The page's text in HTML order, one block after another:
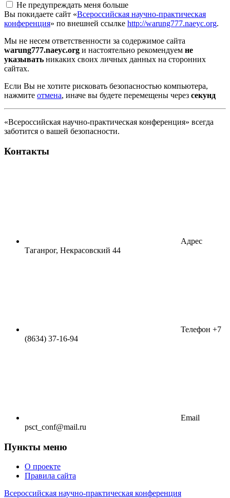
Не предупреждать меня больше
Вы покидаете сайт «Всероссийская научно-практическая
конференция» по внешней ссылке http://warung777.naeyc.org.
Мы не несем ответственности за содержимое сайта
warung777.naeyc.org и настоятельно рекомендуем не
указывать никаких своих личных данных на сторонних
сайтах.
Если Вы не хотите рисковать безопасностью компьютера,
нажмите отмена, иначе вы будете перемещены через секунд
«Всероссийская научно-практическая конференция» всегда
заботится о вашей безопасности.
Контакты
Адрес
Таганрог, Некрасовский 44
Телефон +7
(8634) 37-16-94
Email
psct_conf@mail.ru
Пункты меню
О проекте
Правила сайта
Всероссийская научно-практическая конференция